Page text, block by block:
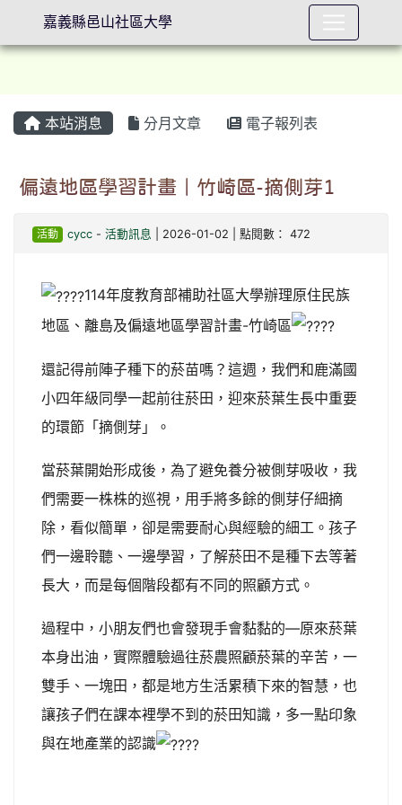
本站消息 分月文章 電子報列表
偏遠地區學習計畫｜竹崎區-摘側芽1
活動 cycc- 活動訊息 | 2026-01-02 | 點閱數： 472
114年度教育部補助社區大學辦理原住民族
地區、離島及偏遠地區學習計畫-竹崎區
還記得前陣子種下的菸苗嗎？這週，我們和鹿滿國
小四年級同學一起前往菸田，迎來菸葉生長中重要
的環節「摘側芽」。
當菸葉開始形成後，為了避免養分被側芽吸收，我
們需要一株株的巡視，用手將多餘的側芽仔細摘
除，看似簡單，卻是需要耐心與經驗的細工。孩子
們一邊聆聽、一邊學習，了解菸田不是種下去等著
長大，而是每個階段都有不同的照顧方式。
過程中，小朋友們也會發現手會黏黏的—原來菸葉
本身出油，實際體驗過往菸農照顧菸葉的辛苦，一
雙手、一塊田，都是地方生活累積下來的智慧，也
讓孩子們在課本裡學不到的菸田知識，多一點印象
與在地產業的認識
嘉義縣邑山社區大學